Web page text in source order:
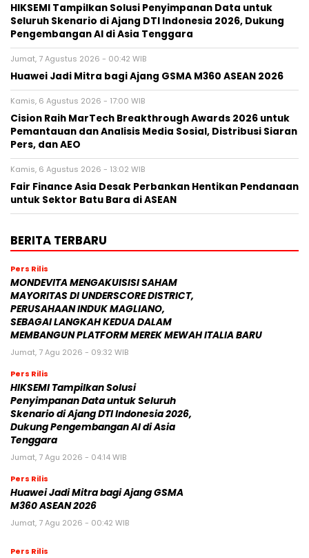
HIKSEMI Tampilkan Solusi Penyimpanan Data untuk
Seluruh Skenario di Ajang DTI Indonesia 2026, Dukung
Pengembangan AI di Asia Tenggara
Jumat, 7 Agustus 2026 - 00:42 WIB
Huawei Jadi Mitra bagi Ajang GSMA M360 ASEAN 2026
Kamis, 6 Agustus 2026 - 17:00 WIB
Cision Raih MarTech Breakthrough Awards 2026 untuk
Pemantauan dan Analisis Media Sosial, Distribusi Siaran
Pers, dan AEO
Kamis, 6 Agustus 2026 - 13:02 WIB
Fair Finance Asia Desak Perbankan Hentikan Pendanaan
untuk Sektor Batu Bara di ASEAN
BERITA TERBARU
Pers Rilis
MONDEVITA MENGAKUISISI SAHAM
MAYORITAS DI UNDERSCORE DISTRICT,
PERUSAHAAN INDUK MAGLIANO,
SEBAGAI LANGKAH KEDUA DALAM
MEMBANGUN PLATFORM MEREK MEWAH ITALIA BARU
Jumat, 7 Agu 2026 - 09:32 WIB
Pers Rilis
HIKSEMI Tampilkan Solusi
Penyimpanan Data untuk Seluruh
Skenario di Ajang DTI Indonesia 2026,
Dukung Pengembangan AI di Asia
Tenggara
Jumat, 7 Agu 2026 - 04:14 WIB
Pers Rilis
Huawei Jadi Mitra bagi Ajang GSMA
M360 ASEAN 2026
Jumat, 7 Agu 2026 - 00:42 WIB
Pers Rilis